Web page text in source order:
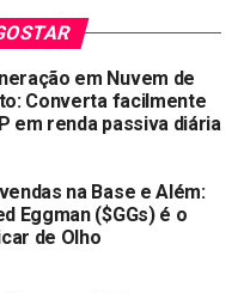
das principais
(AVAX).
e AVAX são as melhores
em 2025!
para a Prop Firm
aderindo ao
em Nuvem de
Converta facilmente
em renda passiva diária
na Base e Além:
Eggman ($GGs) é o
de Olho